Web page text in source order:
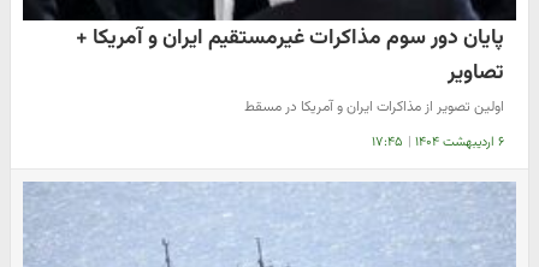
پایان دور سوم مذاکرات غیرمستقیم ایران و آمریکا +
تصاویر
اولین تصویر از مذاکرات ایران و آمریکا در مسقط
۶ اردیبهشت ۱۴۰۴ | ۱۷:۴۵